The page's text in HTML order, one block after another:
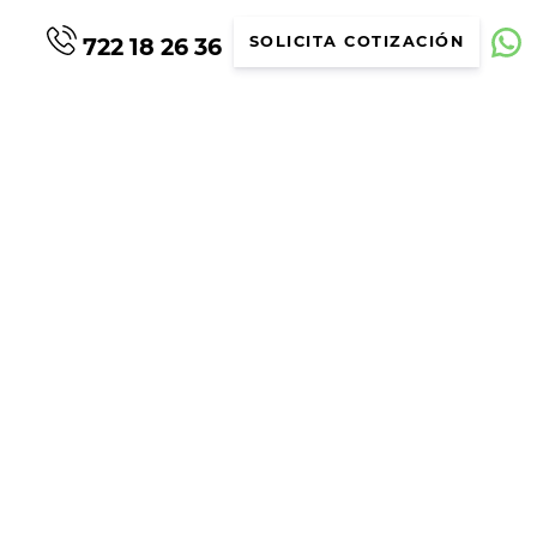
722 18 26 36 SOLICITA COTIZACIÓN